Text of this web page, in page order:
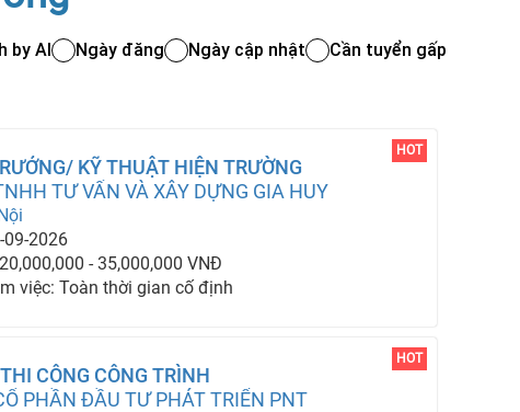
by AI Ngày đăng Ngày cập nhật Cần tuyển gấp
KỸ THUẬT HIỆN TRƯỜNG
TƯ VẤN VÀ XÂY DỰNG GIA HUY
09-2026
- 35,000,000 VNĐ
việc: Toàn thời gian cố định
HOT
CÔNG CÔNG TRÌNH
PHẦN ĐẦU TƯ PHÁT TRIỂN PNT
HOT